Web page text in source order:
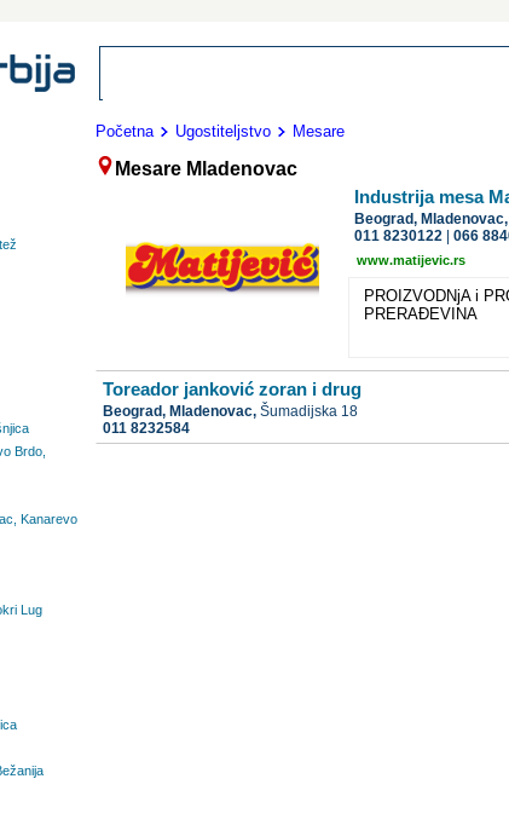
Početna Ugostiteljstvo Mesare
Mesare Mladenovac
Industrija mesa
Beograd,
011 8230122 |066
www.matijevic.rs
PROIZVODNjA i
PRERAĐEVINA
Toreador janković zoran i drug
Beograd, Mladenovac,Šumadijska 18
011 8232584
Brdo,
Kanarevo
Lug